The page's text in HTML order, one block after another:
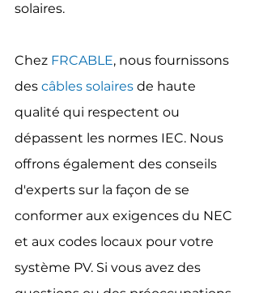
solaires.
Chez FRCABLE, nous fournissons
des câbles solaires de haute
qualité qui respectent ou
dépassent les normes IEC. Nous
offrons également des conseils
d'experts sur la façon de se
conformer aux exigences du NEC
et aux codes locaux pour votre
système PV. Si vous avez des